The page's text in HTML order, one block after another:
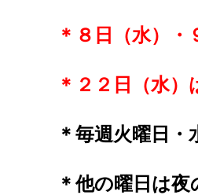
＊８日（水）
＊２２日（水
＊毎週火曜日
＊他の曜日は